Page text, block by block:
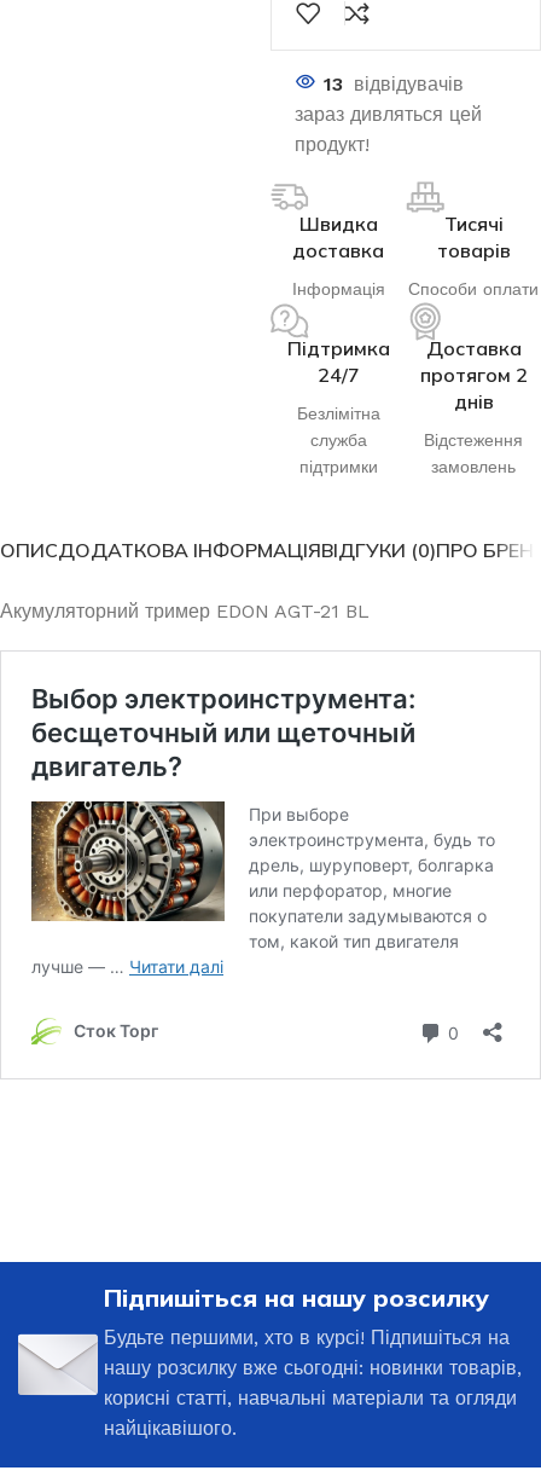
13 відвідувачів
зараз дивляться цей
продукт!
Швидка
доставка
Інформація
Тисячі
товарів
Способи оплати
Підтримка
24/7
Безлімітна
служба
підтримки
Доставка
протягом 2
днів
Відстеження
замовлень
ОПИСДОДАТКОВА ІНФОРМАЦІЯВІДГУКИ (0)ПРО
Акумуляторний тример EDON AGT-21 BL
Підпишіться на нашу розсилку
Будьте першими, хто в курсі! Підпишіться на
нашу розсилку вже сьогодні: новинки товарів,
корисні статті, навчальні матеріали та огляди
найцікавішого.